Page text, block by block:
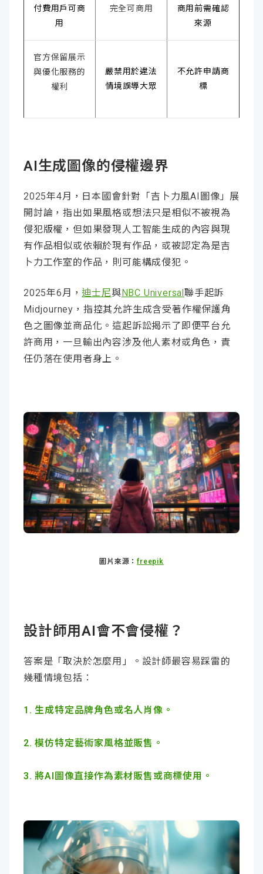
付費用戶可商
用
完全可商用
商用前需確認
來源
官方保留展示
與優化服務的
權利
嚴禁用於違法
情境誤導大眾
不允許申請商
標
AI生成圖像的侵權邊界
2025年4月，日本國會針對「吉卜力風AI圖像」展
開討論，指出如果風格或想法只是相似不被視為
侵犯版權，但如果發現人工智能生成的內容與現
有作品相似或依賴於現有作品，或被認定為是吉
卜力工作室的作品，則可能構成侵犯。
2025年6月， 迪士尼與NBC Universal聯手起訴
Midjourney，指控其允許生成含受著作權保護角
色之圖像並商品化。這起訴訟揭示了即便平台允
許商用，一旦輸出內容涉及他人素材或角色，責
任仍落在使用者身上。
圖片來源：freepik
設計師用AI會不會侵權？
答案是「取決於怎麼用」。設計師最容易踩雷的
幾種情境包括：
1. 生成特定品牌角色或名人肖像。
2. 模仿特定藝術家風格並販售。
3. 將AI圖像直接作為素材販售或商標使用。